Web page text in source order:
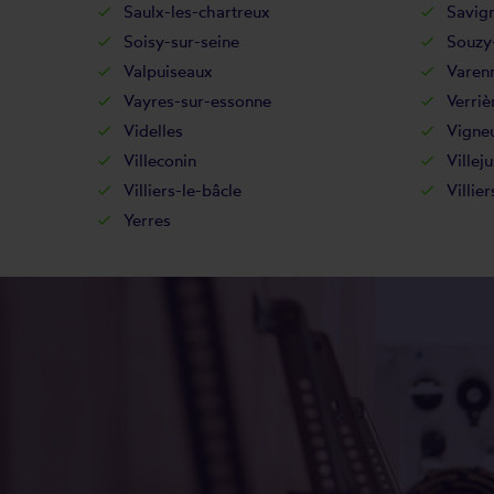
Saulx-les-chartreux
Soisy-sur-seine
Valpuiseaux
Vayres-sur-essonne
Videlles
Villeconin
Villiers-le-bâcle
Yerres